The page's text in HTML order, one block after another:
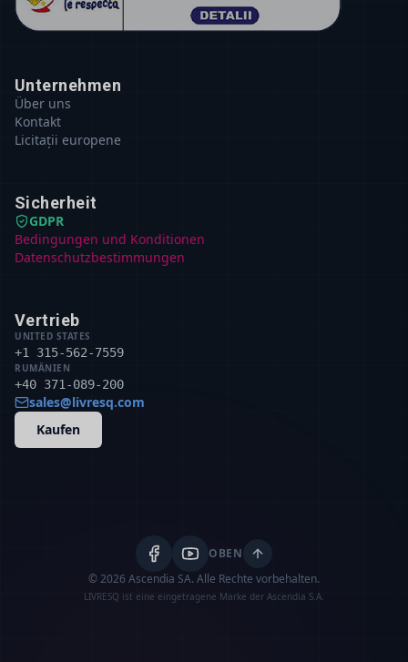
Unternehmen
Über uns
Kontakt
Licitații europene
Sicherheit
GDPR
Bedingungen und Konditionen
Datenschutzbestimmungen
Vertrieb
UNITED STATES
+1 315-562-7559
RUMÄNIEN
+40 371-089-200
sales@livresq.com
Kaufen
OBEN
© 2026 Ascendia SA. Alle Rechte vorbehalten.
LIVRESQ ist eine eingetragene Marke der Ascendia S.A.